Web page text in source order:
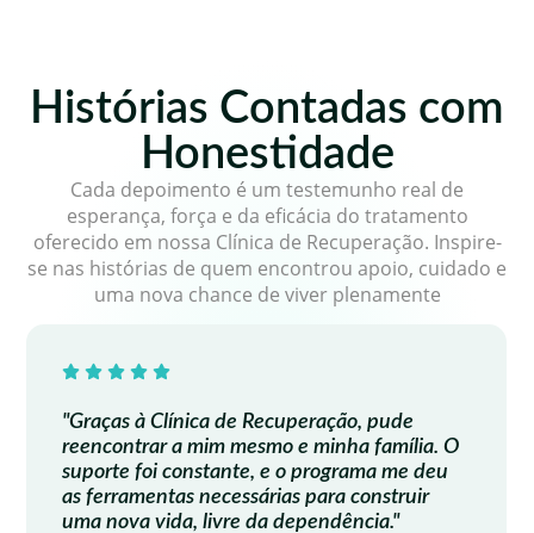
Histórias Contadas com
Honestidade
Cada depoimento é um testemunho real de
esperança, força e da eficácia do tratamento
oferecido em nossa Clínica de Recuperação. Inspire-
se nas histórias de quem encontrou apoio, cuidado e
uma nova chance de viver plenamente
Recuperação, pude
mesmo e minha família. O
e o programa me deu
para construir
da dependência."
"Cada passo da
de Recuperação foi
terapeutas são
dedicados, criando
verdadeira